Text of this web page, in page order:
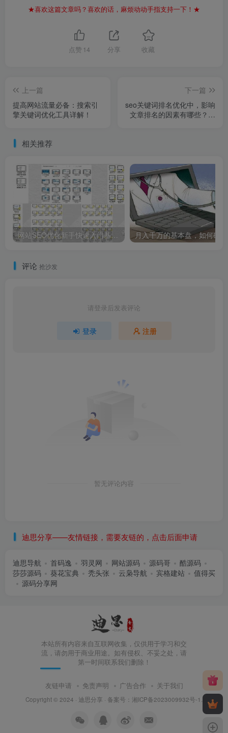
★喜欢这篇文章吗？喜欢的话，麻烦动动手指支持一下！★
点赞 14 分享 收藏
上一篇
提高网站流量必备：搜索引
擎关键词优化工具详解！
下一篇
seo关键词排名优化中，影响
文章排名的因素有哪些？时
相关推荐
网站SEO优化新手快速入门基础指南 月入千万的基本盘，如何破
评论 抢沙发
请登录后发表评论
登录 注册
暂无评论内容
迪思分享——友情链接，需要友链的，点击后面申请
迪思导航 首码逸 羽灵网 网站源码 源码哥
酷源码
莎莎源码
葵花宝典 秃头张 云枭导航 宾格建站
值得买
源码分享网
本站所有内容来自互联网收集，仅供用于学习和交
流，请勿用于商业用途。如有侵权、不妥之处，请
第一时间联系我们删除！
友链申请 免责声明 广告合作 关于我们
Copyright © 2024 · 迪思分享 · 备案号： 湘ICP备2023009932号-1 .